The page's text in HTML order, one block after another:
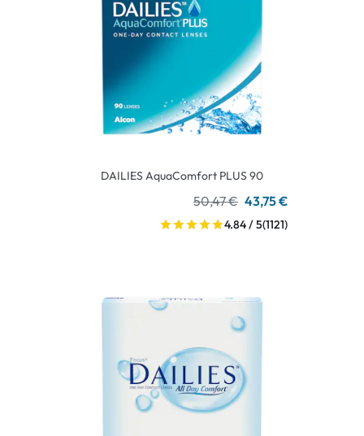
DAILIES AquaComfort PLUS 90
50,47 € 43,75 €
4.84 / 5(1121)